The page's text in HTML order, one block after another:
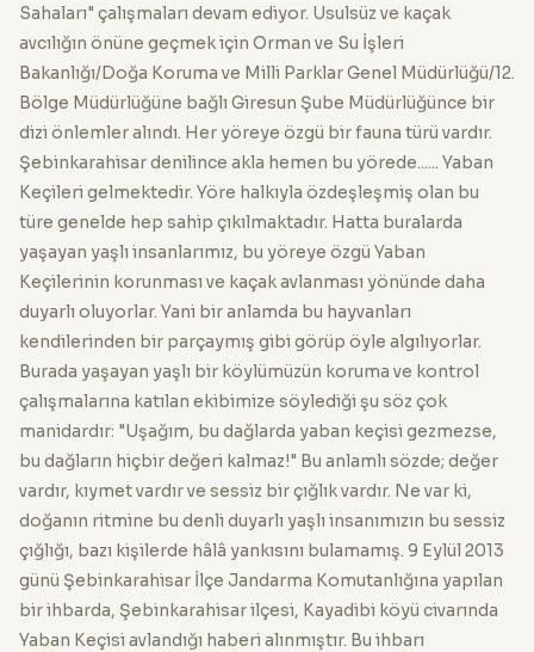
Sahaları" çalışmaları devam ediyor. Usulsüz ve kaçak
avcılığın önüne geçmek için Orman ve Su İşleri
Bakanlığı/Doğa Koruma ve Milli Parklar Genel Müdürlüğü/12.
Bölge Müdürlüğüne bağlı Giresun Şube Müdürlüğünce bir
dizi önlemler alındı. Her yöreye özgü bir fauna türü vardır.
Şebinkarahisar denilince akla hemen bu yörede...... Yaban
Keçileri gelmektedir. Yöre halkıyla özdeşleşmiş olan bu
türe genelde hep sahip çıkılmaktadır. Hatta buralarda
yaşayan yaşlı insanlarımız, bu yöreye özgü Yaban
Keçilerinin korunması ve kaçak avlanması yönünde daha
duyarlı oluyorlar. Yani bir anlamda bu hayvanları
kendilerinden bir parçaymış gibi görüp öyle algılıyorlar.
Burada yaşayan yaşlı bir köylümüzün koruma ve kontrol
çalışmalarına katılan ekibimize söylediği şu söz çok
manidardır: "Uşağım, bu dağlarda yaban keçisi gezmezse,
bu dağların hiçbir değeri kalmaz!" Bu anlamlı sözde; değer
vardır, kıymet vardır ve sessiz bir çığlık vardır. Ne var ki,
doğanın ritmine bu denli duyarlı yaşlı insanımızın bu sessiz
çığlığı, bazı kişilerde hâlâ yankısını bulamamış. 9 Eylül 2013
günü Şebinkarahisar İlçe Jandarma Komutanlığına yapılan
bir ihbarda, Şebinkarahisar ilçesi, Kayadibi köyü civarında
Yaban Keçisi avlandığı haberi alınmıştır. Bu ihbarı